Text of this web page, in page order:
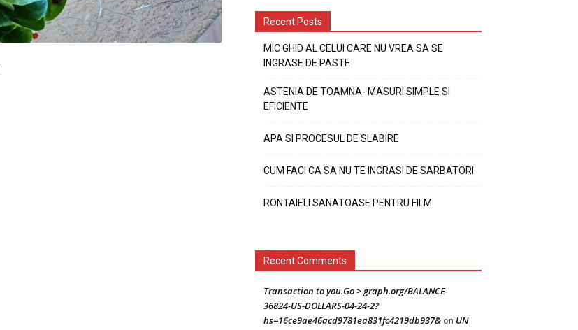
Recent Posts
MIC GHID AL CELUI CARE NU VREA SA SE
INGRASE DE PASTE
ASTENIA DE TOAMNA- MASURI SIMPLE SI
EFICIENTE
APA SI PROCESUL DE SLABIRE
CUM FACI CA SA NU TE INGRASI DE SARBATORI
RONTAIELI SANATOASE PENTRU FILM
Recent Comments
Transaction to you.Go > graph.org/BALANCE-
36824-US-DOLLARS-04-24-2?
hs=16ce9ae46acd9781ea831fc4219db937& on UN